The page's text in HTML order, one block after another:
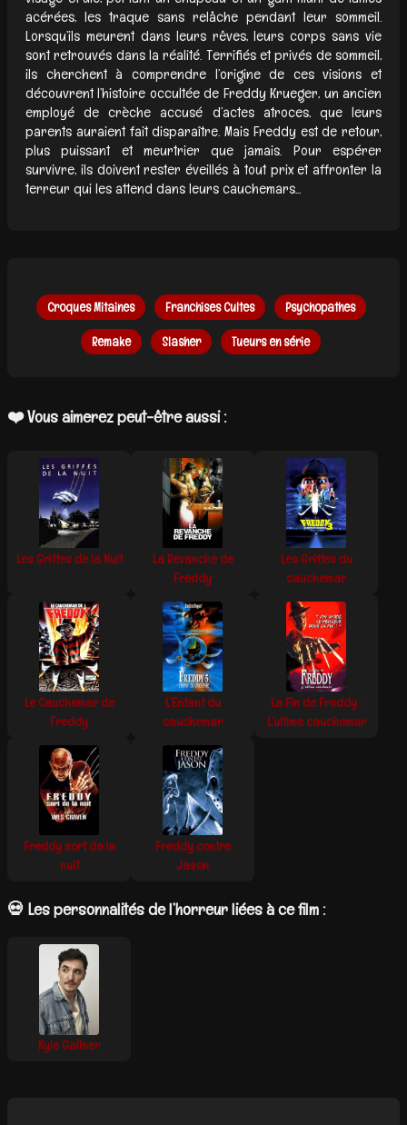
acérées, les traque sans relâche pendant leur sommeil.
Lorsqu’ils meurent dans leurs rêves, leurs corps sans vie
sont retrouvés dans la réalité. Terrifiés et privés de sommeil,
ils cherchent à comprendre l’origine de ces visions et
découvrent l’histoire occultée de Freddy Krueger, un ancien
employé de crèche accusé d’actes atroces, que leurs
parents auraient fait disparaître. Mais Freddy est de retour,
plus puissant et meurtrier que jamais. Pour espérer
survivre, ils doivent rester éveillés à tout prix et affronter la
terreur qui les attend dans leurs cauchemars...
Croques Mitaines Franchises Cultes Psychopathes
Remake Slasher Tueurs en série
❤️ Vous aimerez peut-être aussi :
Les Griffes de la Nuit
La Revanche de
Freddy
Les Griffes du
cauchemar
Le Cauchemar de
Freddy
L’Enfant du
cauchemar
La Fin de Freddy :
L’ultime cauchemar
Freddy sort de la
nuit
Freddy contre
Jason
💀 Les personnalités de l’horreur liées à ce film :
Kyle Gallner